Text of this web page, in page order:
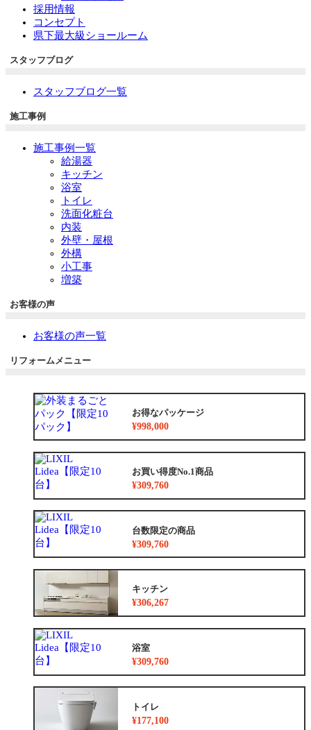
採用情報
コンセプト
県下最大級ショールーム
スタッフブログ
スタッフブログ一覧
施工事例
施工事例一覧
給湯器
キッチン
浴室
トイレ
洗面化粧台
内装
外壁・屋根
外構
小工事
増築
お客様の声
お客様の声一覧
リフォームメニュー
お得なパッケージ
¥998,000
お買い得度No.1商品
¥309,760
台数限定の商品
¥309,760
キッチン
¥306,267
浴室
¥309,760
トイレ
¥177,100